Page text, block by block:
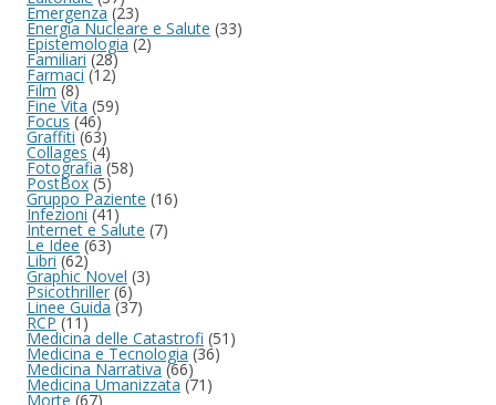
Emergenza (23)
Energia Nucleare e Salute (33)
Epistemologia(2)
Familiari(28)
Farmaci(12)
Film(8)
Fine Vita (59)
Focus(46)
Graffiti(63)
Collages (4)
Fotografia (58)
PostBox(5)
Gruppo Paziente (16)
Infezioni(41)
Internet e Salute (7)
Le Idee(63)
Libri(62)
Graphic Novel (3)
Psicothriller(6)
Linee Guida (37)
RCP(11)
Medicina delle Catastrofi (51)
Medicina e Tecnologia(36)
Medicina Narrativa(66)
Medicina Umanizzata (71)
Morte(67)